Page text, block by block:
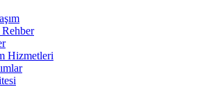
Hizmetleri